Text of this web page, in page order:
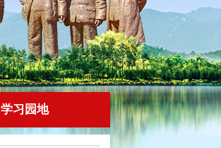
学习园地